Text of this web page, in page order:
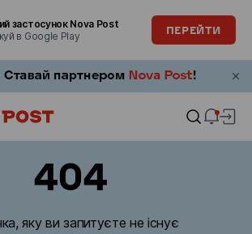
застосунок Nova Post
в Google Play
ПЕРЕЙТИ
404
яку ви запитуєте не існує